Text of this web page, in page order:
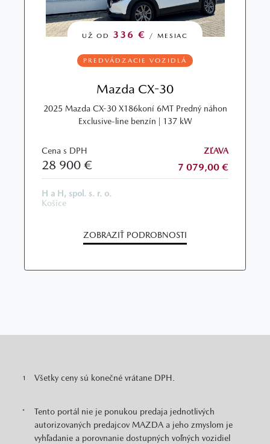
UŽ OD 336 € / MESIAC
PREDVÁDZACIE VOZIDLÁ
Mazda CX-30
2025 Mazda CX-30 X186koní 6MT Predný náhon
Exclusive-line benzín | 137 kW
Cena s DPH
28 900 €
ZĽAVA
7 079,00 €
H a H, spol. s. r. o.
Košice
ZOBRAZIŤ PODROBNOSTI
1 Všetky ceny sú konečné vrátane DPH.
*
Tento portál nie je ponukou predaja jednotlivých
autorizovaných predajcov MAZDA a jeho zmyslom je
vyhľadanie a porovnanie dostupných voľných vozidiel